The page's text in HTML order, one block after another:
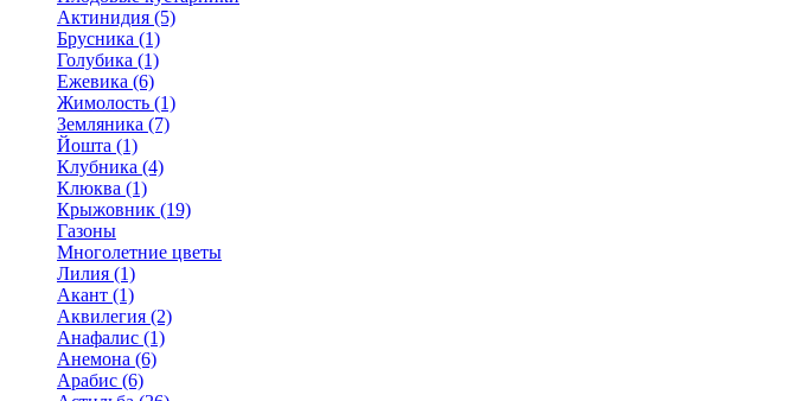
Актинидия (5)
Брусника (1)
Голубика (1)
Ежевика (6)
Жимолость (1)
Земляника (7)
Йошта (1)
Клубника (4)
Клюква (1)
Крыжовник (19)
Газоны
Многолетние цветы
Лилия (1)
Акант (1)
Аквилегия (2)
Анафалис (1)
Анемона (6)
Арабис (6)